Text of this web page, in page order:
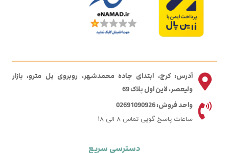
آدرس: کرج، ابتدای جاده محمدشهر، روبروی پل مترو، بازار
ولیعصر، لاین اول پلاک 69
واحد فروش: 02691090926
ساعات پاسخ گویی تماس 8 الی 18
دسترسی سریع